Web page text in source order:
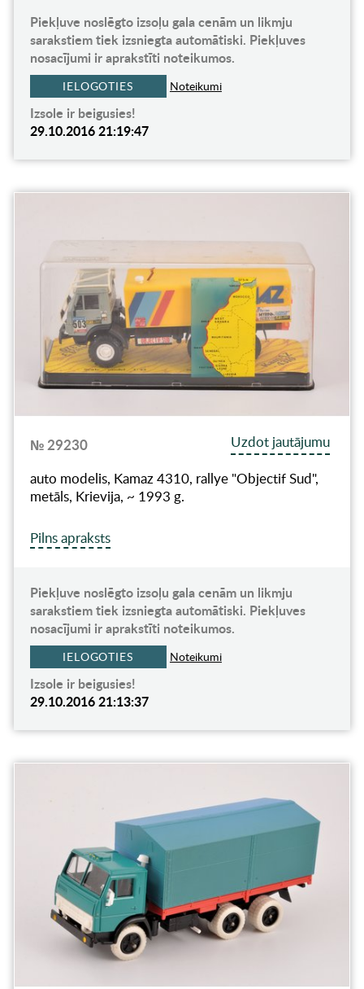
Piekļuve noslēgto izsoļu gala cenām un likmju
sarakstiem tiek izsniegta automātiski. Piekļuves
nosacījumi ir aprakstīti noteikumos.
IELOGOTIES Noteikumi
Izsole ir beigusies!
29.10.2016 21:19:47
№ 29230
Uzdot jautājumu
auto modelis, Kamaz 4310, rallye "Objectif Sud",
metāls, Krievija, ~ 1993 g.
Pilns apraksts
Piekļuve noslēgto izsoļu gala cenām un likmju
sarakstiem tiek izsniegta automātiski. Piekļuves
nosacījumi ir aprakstīti noteikumos.
IELOGOTIES Noteikumi
Izsole ir beigusies!
29.10.2016 21:13:37